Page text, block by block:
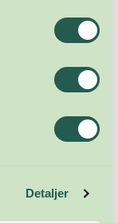
Detaljer
Abonner